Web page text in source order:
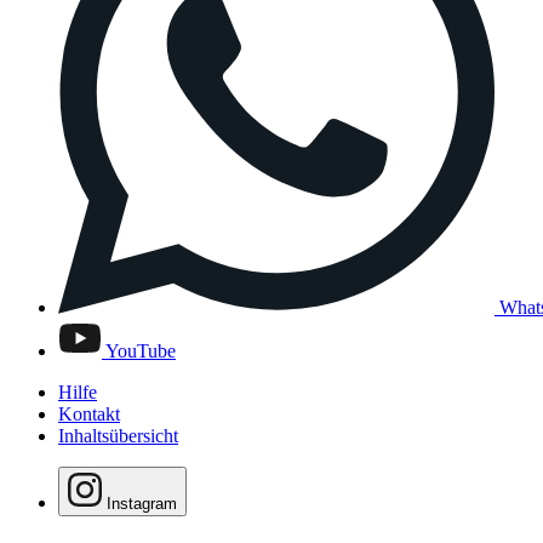
YouTube
Hilfe
Kontakt
Inhaltsübersicht
Instagram